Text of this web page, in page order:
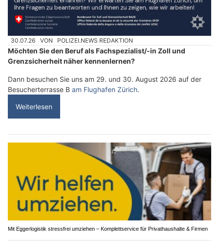
30.07.26 VON POLIZEI.NEWS REDAKTION
Möchten Sie den Beruf als Fachspezialist/-in Zoll und
Grenzsicherheit näher kennenlernen?
Dann besuchen Sie uns am 29. und 30. August 2026 auf der
Besucherterrasse B am Flughafen Zürich.
Weiterlesen
Mit Eggerlogistik stressfrei umziehen – Komplettservice für Privathaushalte & Firmen